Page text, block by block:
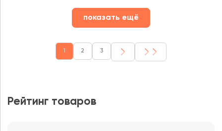
показать ещё
1 2 3
Рейтинг товаров